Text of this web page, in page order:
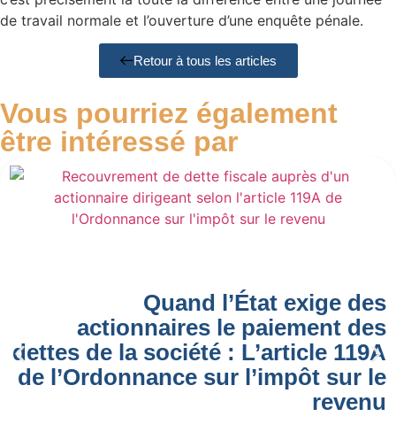
de travail normale et l’ouverture d’une enquête pénale.
Retour à tous les articles
Vous pourriez également
être intéressé par
Quand l’État exige des
actionnaires le paiement des
dettes de la société : L’article 119A
de l’Ordonnance sur l’impôt sur le
revenu